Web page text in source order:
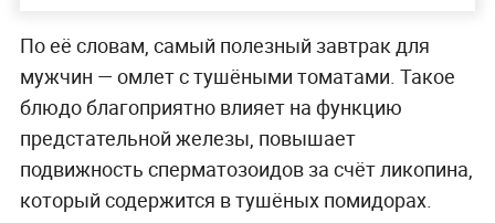
По её словам, самый полезный завтрак для
мужчин — омлет с тушёными томатами. Такое
блюдо благоприятно влияет на функцию
предстательной железы, повышает
подвижность сперматозоидов за счёт ликопина,
который содержится в тушёных помидорах.